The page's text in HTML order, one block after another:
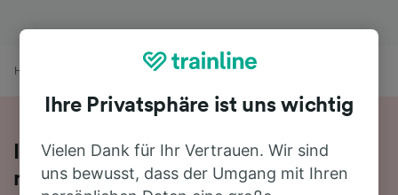
Home Oldenburg (Oldb) nach Bremerhaven
Ihre Zugfahrt von Oldenburg (Oldb)
nach Bremerhaven
Ihre Privatsphäre ist uns wichtig
Vielen Dank für Ihr Vertrauen. Wir sind
uns bewusst, dass der Umgang mit Ihren